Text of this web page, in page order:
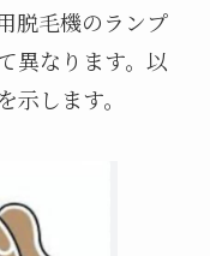
脱毛機のランプ
異なります。以
します。